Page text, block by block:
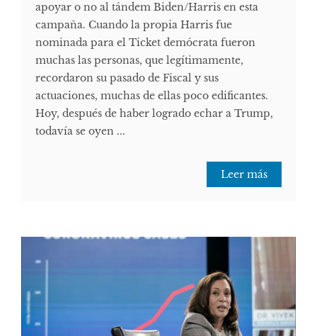
apoyar o no al tándem Biden/Harris en esta
campaña. Cuando la propia Harris fue
nominada para el Ticket demócrata fueron
muchas las personas, que legítimamente,
recordaron su pasado de Fiscal y sus
actuaciones, muchas de ellas poco edificantes.
Hoy, después de haber logrado echar a Trump,
todavía se oyen ...
Leer más